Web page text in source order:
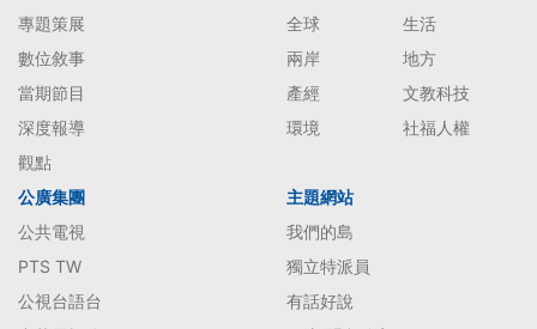
專題策展
數位敘事
當期節目
深度報導
觀點
全球
生活
兩岸
地方
產經
文教科技
環境
社福人權
公廣集團
公共電視
PTS TW
公視台語台
主題網站
我們的島
獨立特派員
有話好說